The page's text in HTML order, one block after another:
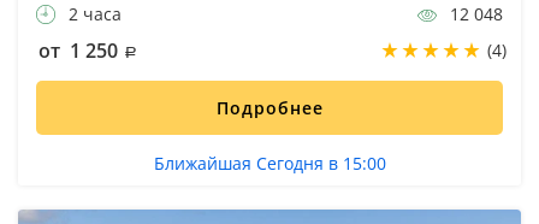
2 часа
12 048
от 1 250 (4)
Подробнее
Ближайшая Сегодня в 15:00